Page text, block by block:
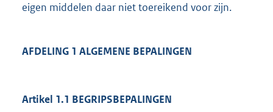
eigen middelen daar niet toereikend voor zijn.
AFDELING 1 ALGEMENE BEPALINGEN
Artikel 1.1 BEGRIPSBEPALINGEN